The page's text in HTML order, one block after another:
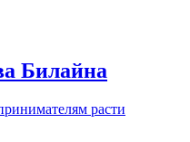
Билайна